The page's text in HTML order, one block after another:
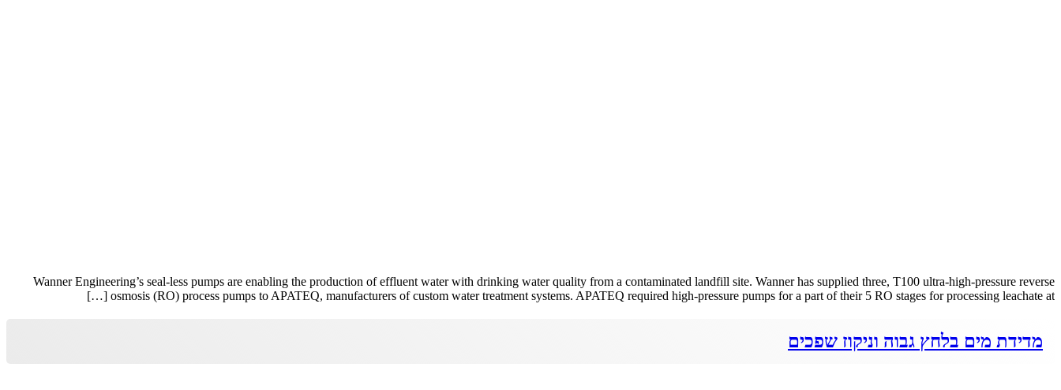
Wanner Engineering’s seal-less pumps are enabling the production of effluent water with drinking water quality from a contaminated landfill site. Wanner has supplied three, T100 ultra-high-pressure reverse
osmosis (RO) process pumps to APATEQ, manufacturers of custom water treatment systems. APATEQ required high-pressure pumps for a part of their 5 RO stages for processing leachate at […]
מדידת מים בלחץ גבוה וניקוז שפכים